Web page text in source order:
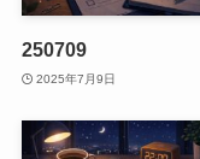
250709
2025年7月9日